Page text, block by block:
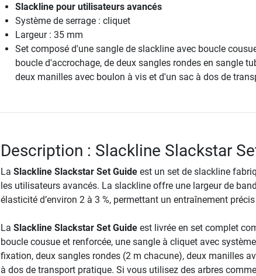
Slackline pour utilisateurs avancés
Système de serrage : cliquet
Largeur : 35 mm
Set composé d'une sangle de slackline avec boucle
boucle d'accrochage, de deux sangles rondes en sangle
deux manilles avec boulon à vis et d'un sac à dos de
Description : Slackline Slackstar
La Slackline Slackstar Set Guideest un set de slackline
les utilisateurs avancés. La slackline offre une largeur de
élasticité d’environ 2 à 3 %, permettant un entraînement
La Slackline Slackstar Set Guideest livrée en set complet
boucle cousue et renforcée, une sangle à cliquet avec
fixation, deux sangles rondes (2 m chacune), deux manilles
à dos de transport pratique. Si vous utilisez des arbres